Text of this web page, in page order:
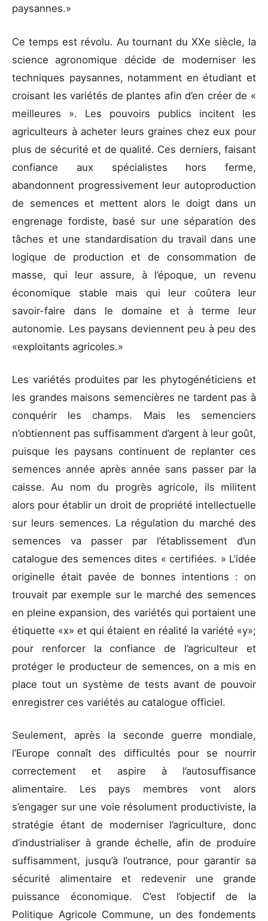
paysannes.»
Ce temps est révolu. Au tournant du XXe siècle, la
science agronomique décide de moderniser les
techniques paysannes, notamment en étudiant et
croisant les variétés de plantes afin d’en créer de «
meilleures ». Les pouvoirs publics incitent les
agriculteurs à acheter leurs graines chez eux pour
plus de sécurité et de qualité. Ces derniers, faisant
confiance aux spécialistes hors ferme,
abandonnent progressivement leur autoproduction
de semences et mettent alors le doigt dans un
engrenage fordiste, basé sur une séparation des
tâches et une standardisation du travail dans une
logique de production et de consommation de
masse, qui leur assure, à l’époque, un revenu
économique stable mais qui leur coûtera leur
savoir-faire dans le domaine et à terme leur
autonomie. Les paysans deviennent peu à peu des
«exploitants agricoles.»
Les variétés produites par les phytogénéticiens et
les grandes maisons semencières ne tardent pas à
conquérir les champs. Mais les semenciers
n’obtiennent pas suffisamment d’argent à leur goût,
puisque les paysans continuent de replanter ces
semences année après année sans passer par la
caisse. Au nom du progrès agricole, ils militent
alors pour établir un droit de propriété intellectuelle
sur leurs semences. La régulation du marché des
semences va passer par l’établissement d’un
catalogue des semences dites « certifiées. » L’idée
originelle était pavée de bonnes intentions : on
trouvait par exemple sur le marché des semences
en pleine expansion, des variétés qui portaient une
étiquette «x» et qui étaient en réalité la variété «y»;
pour renforcer la confiance de l’agriculteur et
protéger le producteur de semences, on a mis en
place tout un système de tests avant de pouvoir
enregistrer ces variétés au catalogue officiel.
Seulement, après la seconde guerre mondiale,
l’Europe connaît des difficultés pour se nourrir
correctement et aspire à l’autosuffisance
alimentaire. Les pays membres vont alors
s’engager sur une voie résolument productiviste, la
stratégie étant de moderniser l’agriculture, donc
d’industrialiser à grande échelle, afin de produire
suffisamment, jusqu’à l’outrance, pour garantir sa
sécurité alimentaire et redevenir une grande
puissance économique. C’est l’objectif de la
Politique Agricole Commune, un des fondements